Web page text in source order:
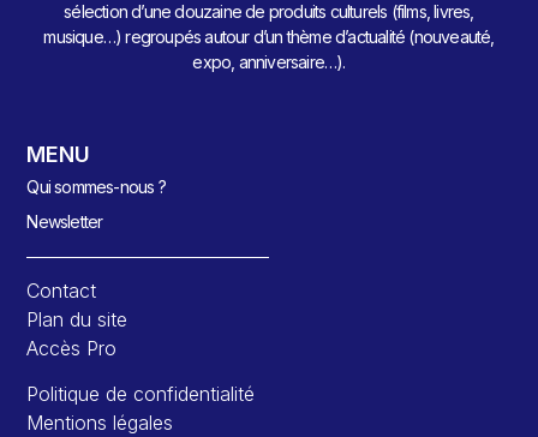
sélection d’une douzaine de produits culturels (films, livres,
musique…) regroupés autour d’un thème d’actualité (nouveauté,
expo, anniversaire…).
MENU
Qui sommes-nous ?
Newsletter
Contact
Plan du site
Accès Pro
Politique de confidentialité
Mentions légales